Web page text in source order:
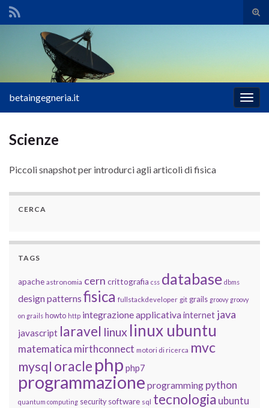
il
Search for:
la
betaingegneria.it
Scienze
Piccoli snapshot per introdurci agli articoli di fisica
CERCA
TAGS
apache astronomia cern crittografia css database dbms
design patterns fisica fullstackdeveloper git grails groovy groovy
on grails howto http integrazione applicativainternet java
javascript laravel linux linux ubuntu
matematica mirthconnect motori di ricerca mvc
mysql oracle php php7
programmazione programming python
quantum computing security software sql tecnologia ubuntu